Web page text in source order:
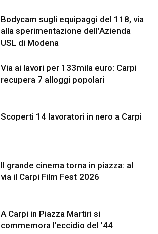
Bodycam sugli equipaggi del 118, via
alla sperimentazione dell’Azienda
USL di Modena
Via ai lavori per 133mila euro: Carpi
recupera 7 alloggi popolari
Scoperti 14 lavoratori in nero a Carpi
Il grande cinema torna in piazza: al
via il Carpi Film Fest 2026
A Carpi in Piazza Martiri si
commemora l’eccidio del ’44